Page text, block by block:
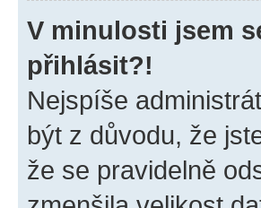
V minulosti jsem
přihlásit?!
Nejspíše
být z důvodu, že
že se pravidelně